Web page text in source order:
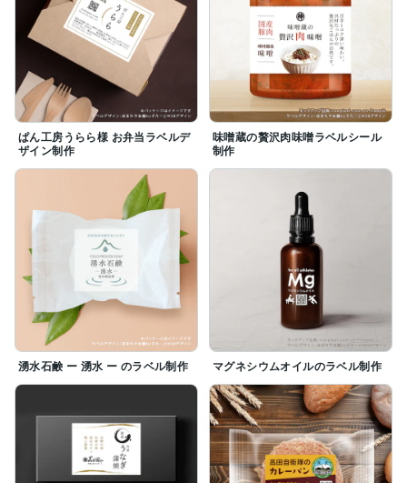
ぱん工房うらら様 お弁当ラベルデ
ザイン制作
味噌蔵の贅沢肉味噌ラベルシール
制作
湧水石鹸 ー 湧水 ー のラベル制作 マグネシウムオイルのラベル制作